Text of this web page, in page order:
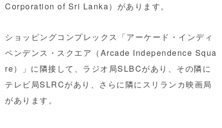
Corporation of Sri Lanka）があります。
ショッピングコンプレックス「アーケード・インディ
ペンデンス・スクエア（Arcade Independence Squa
re）」に隣接して、ラジオ局SLBCがあり、その隣に
テレビ局SLRCがあり、さらに隣にスリランカ映画局
があります。